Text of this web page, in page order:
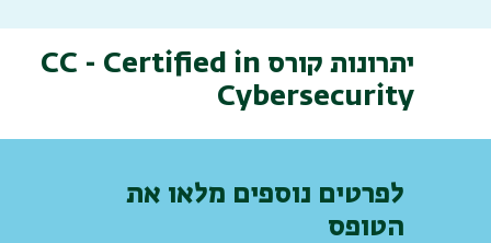
לפרטים נוספים מלאו את
הטופס
יתרונות קורס CC - Certified in
Cybersecurity